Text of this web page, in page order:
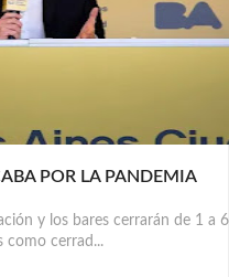
POR LA PANDEMIA
y los bares cerrarán de 1 a
como cerrad...